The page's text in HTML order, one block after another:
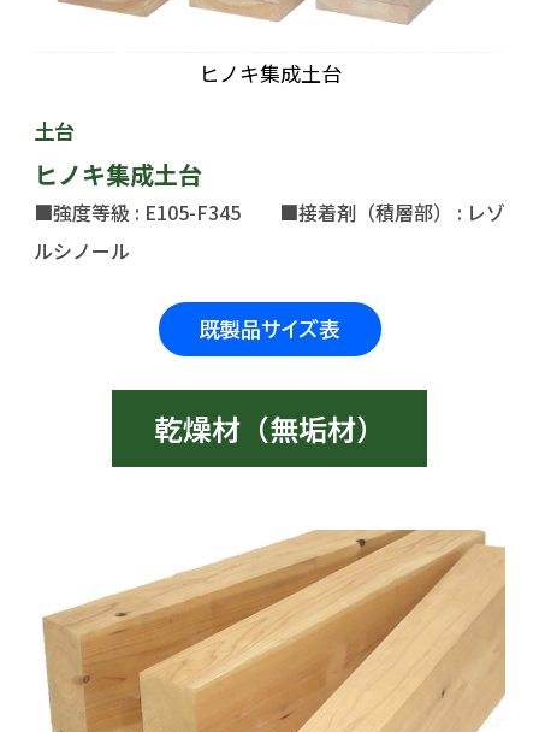
ヒノキ集成土台
土台
ヒノキ集成土台
■強度等級 : E105-F345 ■接着剤（積層部） : レゾ
ルシノール
既製品サイズ表
乾燥材（無垢材）